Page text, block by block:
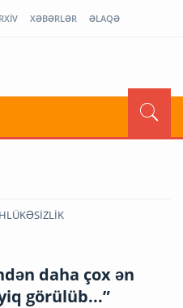
XƏBƏRLƏR ƏLAQƏ
daha çox ən
görülüb...”